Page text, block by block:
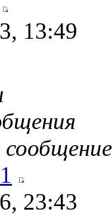
13:49
сообщение
23:43